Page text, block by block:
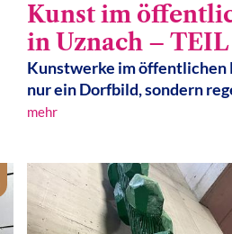
Kunst im
in Uznach – TEIL
Kunstwerke im öffentlichen
nur ein Dorfbild, sondern
mehr